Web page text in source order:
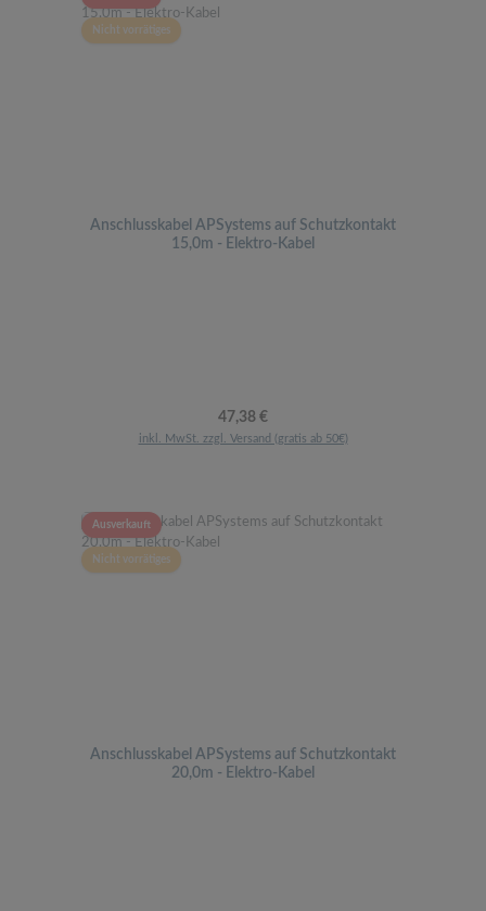
Nicht vorrätiges
Anschlusskabel APSystems auf Schutzkontakt
15,0m - Elektro-Kabel
Regulärer Preis:
47,38 €
inkl. MwSt. zzgl. Versand (gratis ab 50€)
Ausverkauft
Nicht vorrätiges
Anschlusskabel APSystems auf Schutzkontakt
20,0m - Elektro-Kabel